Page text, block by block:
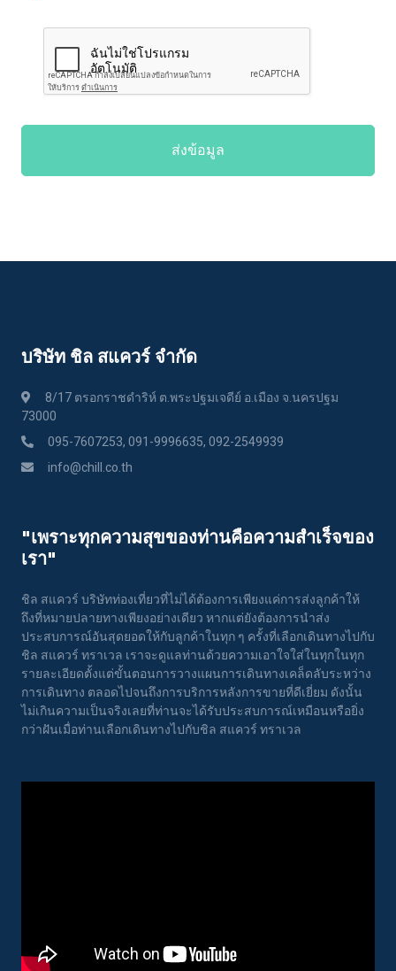
ส่งข้อมูล
บริษัท ชิล สแควร์ จำกัด
8/17 ตรอกราชดำริห์ ต.พระปฐมเจดีย์ อ.เมือง จ.นครปฐม
73000
095-7607253, 091-9996635, 092-2549939
info@chill.co.th
"เพราะทุกความสุขของท่านคือความสําเร็จของ
เรา"
ชิล สแควร์ บริษัทท่องเที่ยวที่ไม่ได้ต้องการเพียงแค่การส่งลูกค้าให้
ถึงที่หมายปลายทางเพียงอย่างเดียว หากแต่ยังต้องการนำส่ง
ประสบการณ์อันสุดยอดให้กับลูกค้าในทุก ๆ ครั้งที่เลือกเดินทางไปกับ
ชิล สแควร์ ทราเวล เราจะดูแลท่านด้วยความเอาใจใส่ในทุกในทุก
รายละเอียดตั้งแต่ขั้นตอนการวางแผนการเดินทางเคล็ดลับระหว่าง
การเดินทาง ตลอดไปจนถึงการบริการหลังการขายที่ดีเยี่ยม ดังนั้น
ไม่เกินความเป็นจริงเลยที่ท่านจะได้รับประสบการณ์เหมือนหรือยิ่ง
กว่าฝันเมื่อท่านเลือกเดินทางไปกับชิล สแควร์ ทราเวล